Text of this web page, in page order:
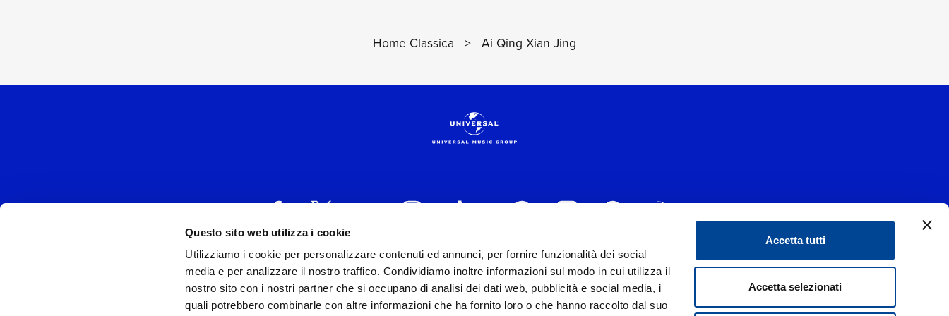
Questo sito web utilizza i cookie
Utilizziamo i cookie per personalizzare contenuti ed annunci, per fornire funzionalità dei social
media e per analizzare il nostro traffico. Condividiamo inoltre informazioni sul modo in cui utilizza il
nostro sito con i nostri partner che si occupano di analisi dei dati web, pubblicità e social media, i
quali potrebbero combinarle con altre informazioni che ha fornito loro o che hanno raccolto dal suo
Accetta tutti
Accetta selezionati
Home Classica > Ai Qing Xian Jing
UNIVERSAL MUSIC ITALIA s.r.l. (Società con unico socio) | Via Nervesa, 21 - 20139 Milano
P.IVA IT03802730154 Iscritta al REA di Milano con il numero 966135 in data 29/06/1977
Capitale sociale Euro 2.000.000 interamente versato.